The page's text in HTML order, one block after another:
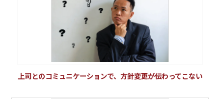
上司とのコミュニケーションで、方針変更が伝わってこない